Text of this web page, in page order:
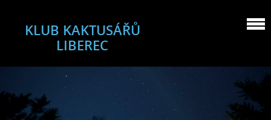
KLUB KAKTUSÁŘŮ
LIBEREC